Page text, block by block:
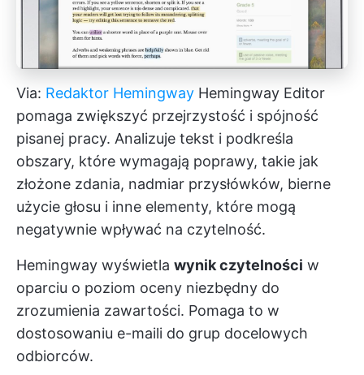
Via: Redaktor Hemingway Hemingway Editor
pomaga zwiększyć przejrzystość i spójność
pisanej pracy. Analizuje tekst i podkreśla
obszary, które wymagają poprawy, takie jak
złożone zdania, nadmiar przysłówków, bierne
użycie głosu i inne elementy, które mogą
negatywnie wpływać na czytelność.
Hemingway wyświetla wynik czytelności w
oparciu o poziom oceny niezbędny do
zrozumienia zawartości. Pomaga to w
dostosowaniu e-maili do grup docelowych
odbiorców.